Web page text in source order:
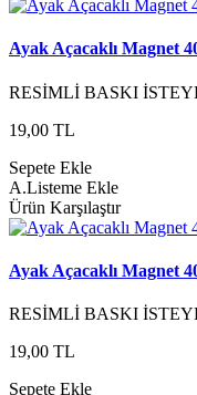
Ayak Açacaklı Magnet
RESİMLİ BASKI
19,00 TL
Sepete Ekle
A.Listeme Ekle
Ürün Karşılaştır
Ayak Açacaklı Magnet
RESİMLİ BASKI
19,00 TL
Sepete Ekle